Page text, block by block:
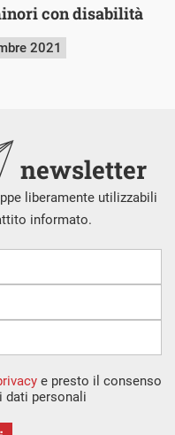
con disabilità
2021
newsletter
liberamente utilizzabili
informato.
e presto il consenso
dati personali